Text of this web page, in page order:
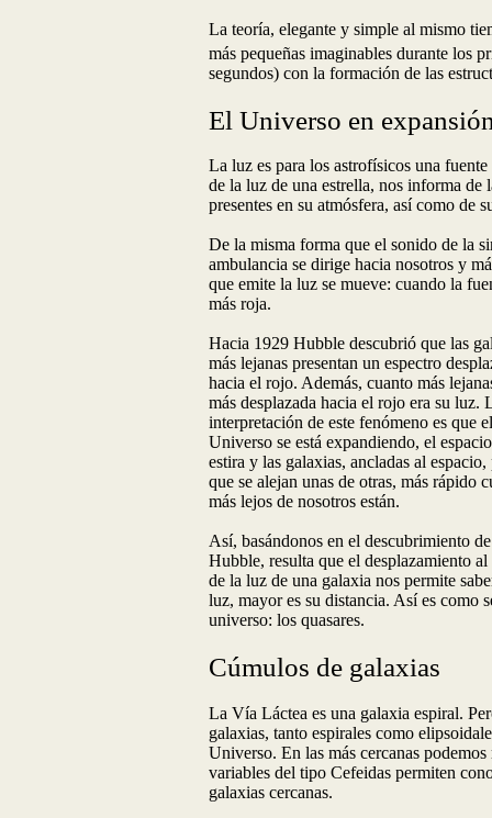
La teoría, elegante y simple al mismo
más pequeñas imaginables durante los
segundos) con la formación de las
El Universo en
La luz es para los astrofísicos una
de la luz de una estrella, nos informa de
presentes en su atmósfera, así como de
De la misma forma que el sonido de la
ambulancia se dirige hacia nosotros y
que emite la luz se mueve: cuando la
más roja.
Hacia 1929 Hubble descubrió que las
más lejanas presentan un espectro
hacia el rojo. Además, cuanto más
más desplazada hacia el rojo era su luz.
interpretación de este fenómeno es que el
Universo se está expandiendo, el
estira y las galaxias, ancladas al espacio,
que se alejan unas de otras, más rápido
más lejos de nosotros están.
Así, basándonos en el descubrimiento de
Hubble, resulta que el desplazamiento
de la luz de una galaxia nos permite
luz, mayor es su distancia. Así es como
universo: los quasares.
Cúmulos de galaxias
La Vía Láctea es una galaxia espiral.
galaxias, tanto espirales como
Universo. En las más cercanas
variables del tipo Cefeidas permiten
galaxias cercanas.